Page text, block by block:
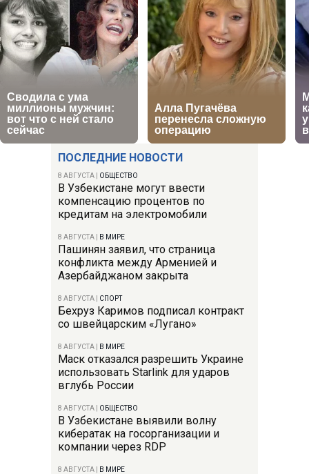
ПОСЛЕДНИЕ НОВОСТИ
8 АВГУСТА ОБЩЕСТВО
В Узбекистане могут ввести
компенсацию процентов по
кредитам на электромобили
8 АВГУСТА В МИРЕ
Пашинян заявил, что страница
конфликта между Арменией и
Азербайджаном закрыта
8 АВГУСТА СПОРТ
Бехруз Каримов подписал контракт
со швейцарским «Лугано»
8 АВГУСТА В МИРЕ
Маск отказался разрешить Украине
использовать Starlink для ударов
вглубь России
8 АВГУСТА ОБЩЕСТВО
В Узбекистане выявили волну
кибератак на госорганизации и
компании через RDP
8 АВГУСТА В МИРЕ